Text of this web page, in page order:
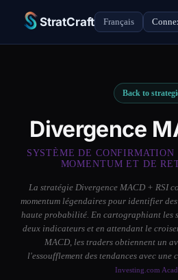
StratCraft Français
Back to
Divergence
SYSTÈME DE
MOMENTUM ET DE
La stratégie Divergence MACD + RSI
momentum légendaires pour identifier
haute probabilité. En cartographiant les
deux indicateurs et en attendant le
MACD, les traders obtiennent un
l'essoufflement des tendances avec
Investing.com